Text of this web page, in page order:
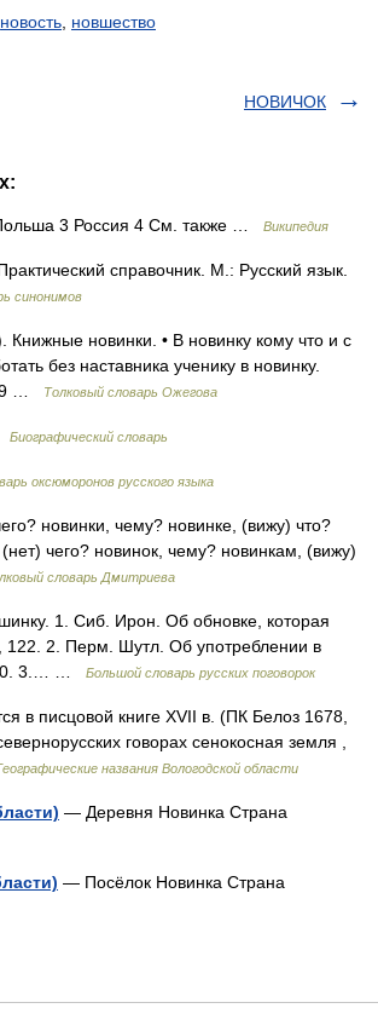
новость новшество
НОВИЧОК
3 Россия 4 См. также … Википедия
справочник. М.: Русский язык.
синонимов
новинки. • В новинку кому что и с
без наставника ученику в новинку.
…
Толковый словарь Ожегова
Биографический словарь
оксюморонов русского языка
новинки, чему? новинке, (вижу) что?
чего? новинок, чему? новинкам, (вижу)
словарь Дмитриева
1. Сиб. Ирон. Об обновке, которая
122. 2. Перм. Шутл. Об употреблении в
3.… …
Большой словарь русских поговорок
в писцовой книге XVII в. (ПК Белоз 1678,
говорах сенокосная земля ,
названия Вологодской области
— Деревня Новинка Страна
— Посёлок Новинка Страна